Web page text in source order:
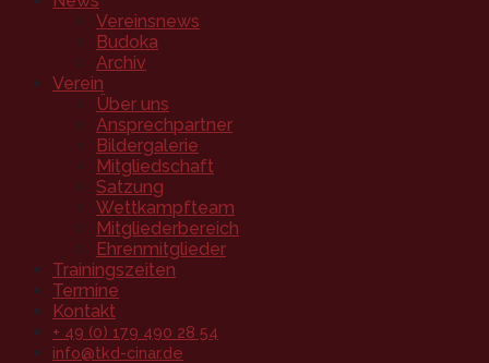
Vereinsnews
Budoka
Archiv
Verein
Über uns
Ansprechpartner
Bildergalerie
Mitgliedschaft
Satzung
Wettkampfteam
Mitgliederbereich
Ehrenmitglieder
Trainingszeiten
Termine
Kontakt
+ 49 (0) 179 490 28 54
info@tkd-cinar.de